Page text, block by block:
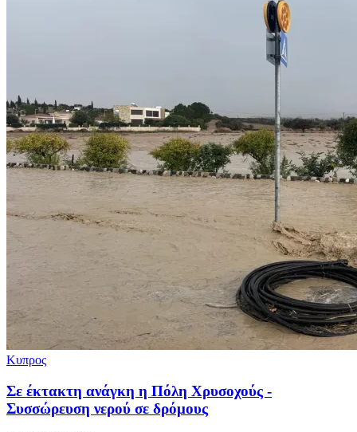
Κυπρος
Σε έκτακτη ανάγκη η Πόλη Χρυσοχούς -
Συσσώρευση νερού σε δρόμους